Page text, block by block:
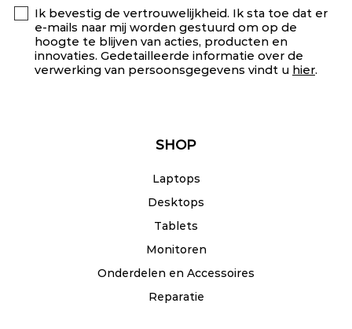
Ik bevestig de vertrouwelijkheid. Ik sta toe dat er
e-mails naar mij worden gestuurd om op de
hoogte te blijven van acties, producten en
innovaties. Gedetailleerde informatie over de
verwerking van persoonsgegevens vindt u hier.
SHOP
Laptops
Desktops
Tablets
Monitoren
Onderdelen en Accessoires
Reparatie